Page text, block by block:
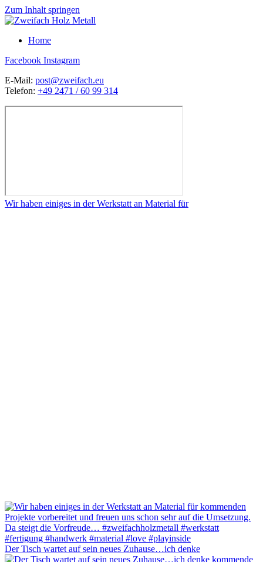
Zum Inhalt springen
Home
Facebook Instagram
E-Mail: post@zweifach.eu
Telefon: +49 2471 / 60 99 314
Wir haben einiges in der Werkstatt an Material für
Der Tisch wartet auf sein neues Zuhause…ich denke